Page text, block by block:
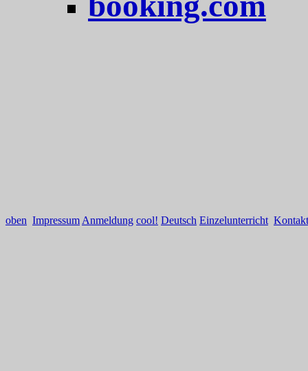
oben Impressum Anmeldung cool! Deutsch Einzelunterricht Kontakt